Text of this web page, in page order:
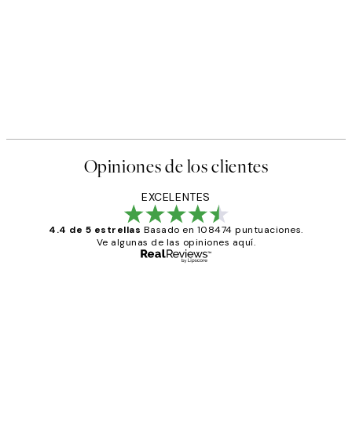
Opiniones de los clientes
EXCELENTES
4.4 de 5 estrellas Basado en 108474 puntuaciones.
Ve algunas de las opiniones aquí.